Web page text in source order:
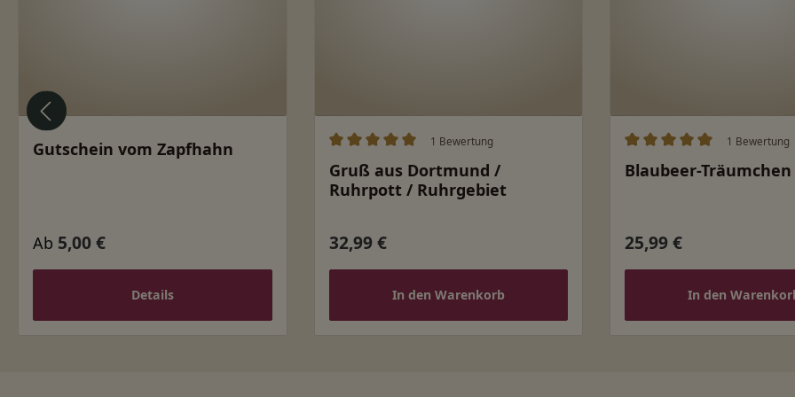
Gutschein vom Zapfhahn
Regulärer Preis:
Ab 5,00 €
Details
Durchschnittliche Bewertung von 5 von 5 Sternen
1 Bewertung
Gruß aus Dortmund /
Ruhrpott / Ruhrgebiet
Regulärer Preis:
32,99 €
In den Warenkorb
Durchschnittliche
1 Bewertung
Blaubeer-Träumchen
Regulärer Preis:
25,99 €
In den